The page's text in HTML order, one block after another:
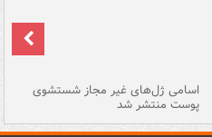
اسامی ژل‌های غیر مجاز شستشوی
پوست منتشر شد